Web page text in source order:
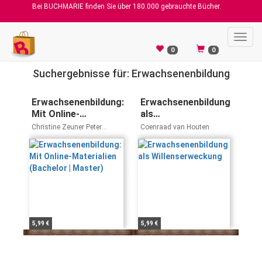
Bei BUCHMARIE finden Sie über 180.000 gebrauchte Bücher.
0 0
Suchergebnisse für: Erwachsenenbildung
Erwachsenenbildung:
Mit Online-
Materialien
(Bachelor | Master)
Christine Zeuner Peter
Faulstich
5,99 €
Erwachsenenbildung
als
Willenserweckung
Coenraad van Houten
5,99 €